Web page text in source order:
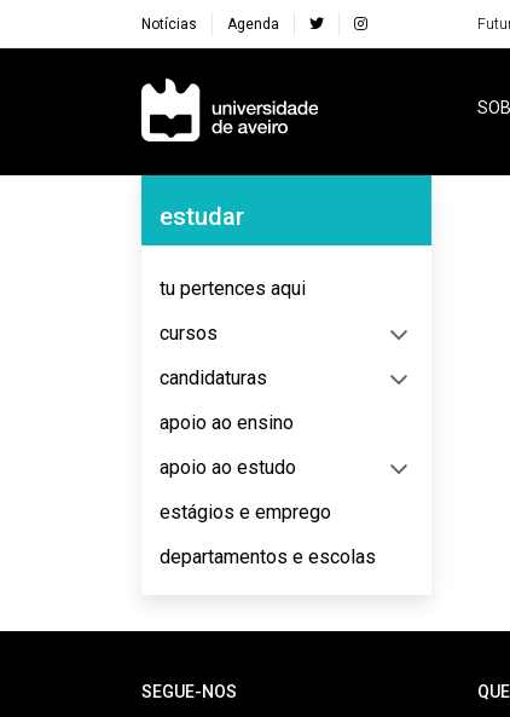
Notícias Agenda
Navegação Principal
Navegação Lateral
estudar
tu pertences aqui
cursos
candidaturas
apoio ao ensino
apoio ao estudo
estágios e emprego
departamentos e escolas
SEGUE-NOS